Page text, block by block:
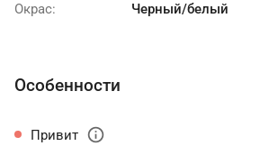
Окрас: Черный/белый
Особенности
Привит info